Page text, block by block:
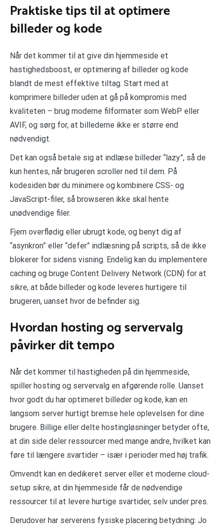
Praktiske tips til at optimere
billeder og kode
Når det kommer til at give din hjemmeside et
hastighedsboost, er optimering af billeder og kode
blandt de mest effektive tiltag. Start med at
komprimere billeder uden at gå på kompromis med
kvaliteten – brug moderne filformater som WebP eller
AVIF, og sørg for, at billederne ikke er større end
nødvendigt.
Det kan også betale sig at indlæse billeder “lazy”, så de
kun hentes, når brugeren scroller ned til dem. På
kodesiden bør du minimere og kombinere CSS- og
JavaScript-filer, så browseren ikke skal hente
unødvendige filer.
Fjern overflødig eller ubrugt kode, og benyt dig af
“asynkron” eller “defer” indlæsning på scripts, så de ikke
blokerer for sidens visning. Endelig kan du implementere
caching og bruge Content Delivery Network (CDN) for at
sikre, at både billeder og kode leveres hurtigere til
brugeren, uanset hvor de befinder sig.
Hvordan hosting og servervalg
påvirker dit tempo
Når det kommer til hastigheden på din hjemmeside,
spiller hosting og servervalg en afgørende rolle. Uanset
hvor godt du har optimeret billeder og kode, kan en
langsom server hurtigt bremse hele oplevelsen for dine
brugere. Billige eller delte hostingløsninger betyder ofte,
at din side deler ressourcer med mange andre, hvilket kan
føre til længere svartider – især i perioder med høj trafik.
Omvendt kan en dedikeret server eller et moderne cloud-
setup sikre, at din hjemmeside får de nødvendige
ressourcer til at levere hurtige svartider, selv under pres.
Derudover har serverens fysiske placering betydning: Jo